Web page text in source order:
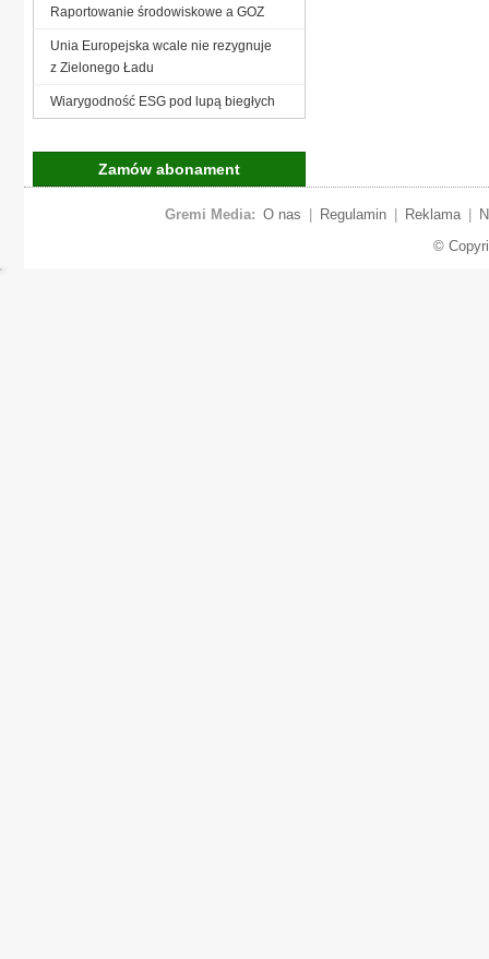
Raportowanie środowiskowe a GOZ
Unia Europejska wcale nie rezygnuje
z Zielonego Ładu
Wiarygodność ESG pod lupą biegłych
Zamów abonament
Gremi Media: O nas Regulamin Reklama
©